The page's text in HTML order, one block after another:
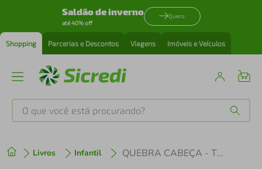
Saldão de inverno
até 40% off
Quero
Shopping Parcerias e Descontos Viagens Imóveis e Veículos
O que você está procurando?
Livros Infantil QUEBRA CABEÇA - TURMA DA MÔNICA - SACI